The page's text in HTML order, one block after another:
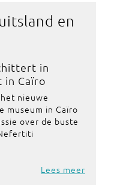
en
in
in Caïro
nieuwe
museum in Caïro
over de buste
Lees meer